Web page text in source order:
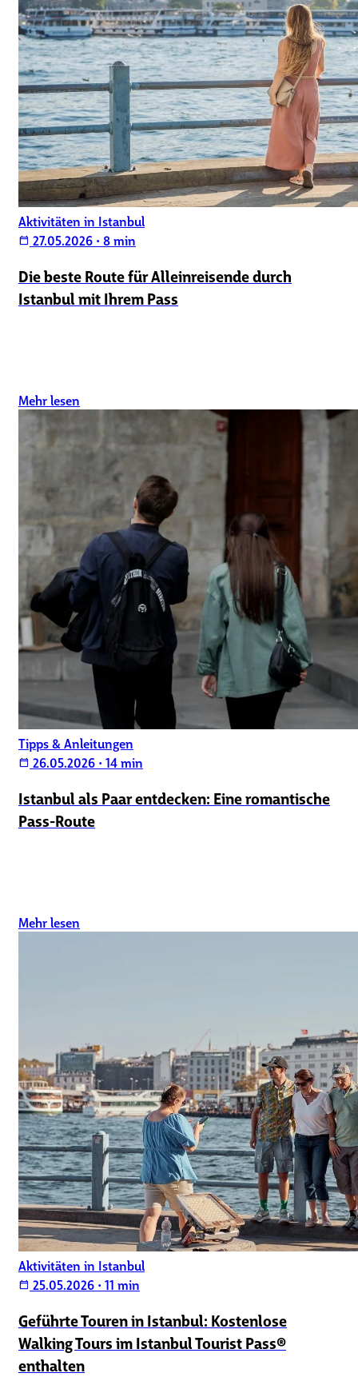
Aktivitäten in Istanbul
calendar_today 27.05.2026 • 8 min
Die beste Route für Alleinreisende durch
Istanbul mit Ihrem Pass
Mehr lesen
Tipps & Anleitungen
calendar_today 26.05.2026 • 14 min
Istanbul als Paar entdecken: Eine romantische
Pass-Route
Mehr lesen
Aktivitäten in Istanbul
calendar_today 25.05.2026 • 11 min
Geführte Touren in Istanbul: Kostenlose
Walking Tours im Istanbul Tourist Pass®
enthalten